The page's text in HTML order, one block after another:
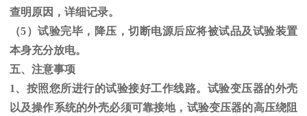
查明原因，详细记录。
（5）试验完毕，降压，切断电源后应将被试品及试验装置
本身充分放电。
五、注意事项
1、按照您所进行的试验接好工作线路。试验变压器的外壳
以及操作系统的外壳必须可靠接地，试验变压器的高压绕阻